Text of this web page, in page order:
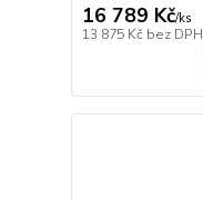
16 789 Kč/ks
13 875 Kč bez DPH